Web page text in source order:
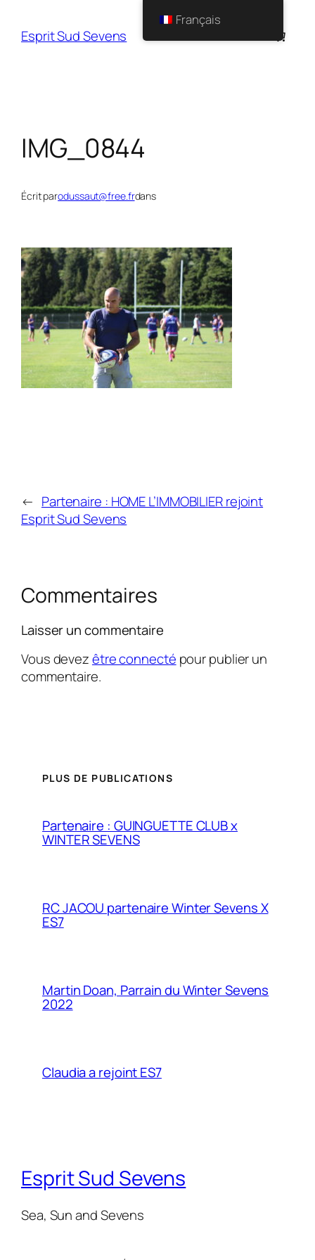
Esprit Sud Sevens
IMG_0844
Écrit parodussaut@free.frdans
← Partenaire : HOME L’IMMOBILIER rejoint
Esprit Sud Sevens
Commentaires
Laisser un commentaire
Vous devezêtre connecté pour publier un
commentaire.
PLUS DE PUBLICATIONS
Partenaire : GUINGUETTE CLUB x
WINTER SEVENS
RC JACOU partenaire Winter Sevens X
ES7
Martin Doan, Parrain du Winter Sevens
2022
Claudia a rejoint ES7
Esprit Sud Sevens
Sea, Sun and Sevens
Français